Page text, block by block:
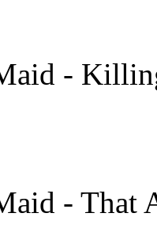
-
- That